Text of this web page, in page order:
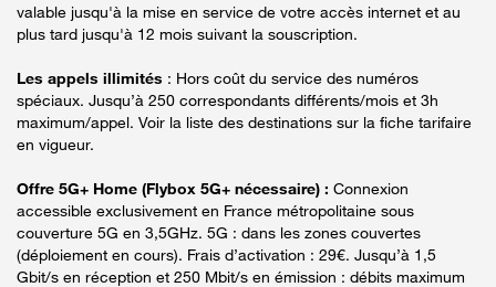
valable jusqu'à la mise en service de votre accès internet et au
plus tard jusqu'à 12 mois suivant la souscription.
Les appels illimités : Hors coût du service des numéros
spéciaux. Jusqu’à 250 correspondants différents/mois et 3h
maximum/appel. Voir la liste des destinations sur la fiche tarifaire
en vigueur.
Offre 5G+ Home (Flybox 5G+ nécessaire) : Connexion
accessible exclusivement en France métropolitaine sous
couverture 5G en 3,5GHz. 5G : dans les zones couvertes
(déploiement en cours). Frais d’activation : 29€. Jusqu’à 1,5
Gbit/s en réception et 250 Mbit/s en émission : débits maximum